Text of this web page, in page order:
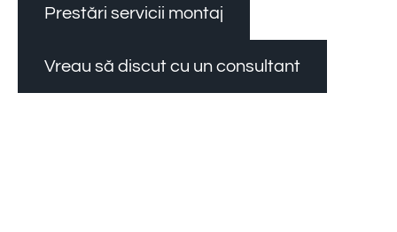
Prestări servicii montaj
Vreau să discut cu un consultant